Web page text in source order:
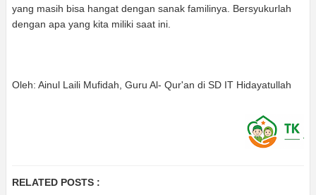
yang masih bisa hangat dengan sanak familinya. Bersyukurlah
dengan apa yang kita miliki saat ini.
Oleh: Ainul Laili Mufidah, Guru Al- Qur'an di SD IT Hidayatullah
RELATED POSTS :